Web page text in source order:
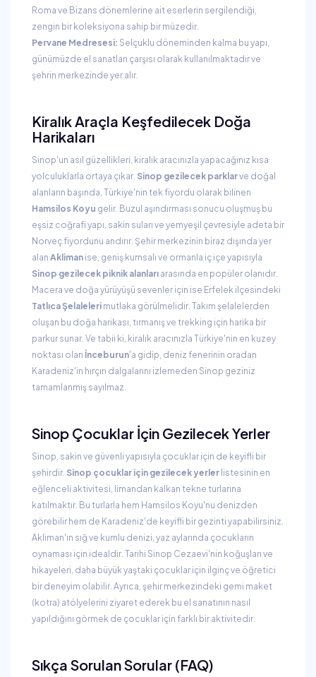
Roma ve Bizans dönemlerine ait eserlerin sergilendiği,
zengin bir koleksiyona sahip bir müzedir.
Pervane Medresesi: Selçuklu döneminden kalma bu yapı,
günümüzde el sanatları çarşısı olarak kullanılmaktadır ve
şehrin merkezinde yer alır.
Kiralık Araçla Keşfedilecek Doğa
Harikaları
Sinop'un asıl güzellikleri, kiralık aracınızla yapacağınız kısa
yolculuklarla ortaya çıkar. Sinop gezilecek parklarve doğal
alanların başında, Türkiye'nin tek fiyordu olarak bilinen
Hamsilos Koyu gelir. Buzul aşındırması sonucu oluşmuş bu
eşsiz coğrafi yapı, sakin suları ve yemyeşil çevresiyle adeta bir
Norveç fiyordunu andırır. Şehir merkezinin biraz dışında yer
alan Akliman ise, geniş kumsalı ve ormanla iç içe yapısıyla
Sinop gezilecek piknik alanları arasında en popüler olanıdır.
Macera ve doğa yürüyüşü sevenler için ise Erfelek ilçesindeki
Tatlıca Şelaleleri mutlaka görülmelidir. Takım şelalelerden
oluşan bu doğa harikası, tırmanış ve trekking için harika bir
parkur sunar. Ve tabii ki, kiralık aracınızla Türkiye'nin en kuzey
noktası olan İnceburun'a gidip, deniz fenerinin oradan
Karadeniz'in hırçın dalgalarını izlemeden Sinop geziniz
tamamlanmış sayılmaz.
Sinop Çocuklar İçin Gezilecek Yerler
Sinop, sakin ve güvenli yapısıyla çocuklar için de keyifli bir
şehirdir. Sinop çocuklar için gezilecek yerler listesinin en
eğlenceli aktivitesi, limandan kalkan tekne turlarına
katılmaktır. Bu turlarla hem Hamsilos Koyu'nu denizden
görebilir hem de Karadeniz'de keyifli bir gezinti yapabilirsiniz.
Akliman'ın sığ ve kumlu denizi, yaz aylarında çocukların
oynaması için idealdir. Tarihi Sinop Cezaevi'nin koğuşları ve
hikayeleri, daha büyük yaştaki çocuklar için ilginç ve öğretici
bir deneyim olabilir. Ayrıca, şehir merkezindeki gemi maket
(kotra) atölyelerini ziyaret ederek bu el sanatının nasıl
yapıldığını görmek de çocuklar için farklı bir aktivitedir.
Sıkça Sorulan Sorular (FAQ)